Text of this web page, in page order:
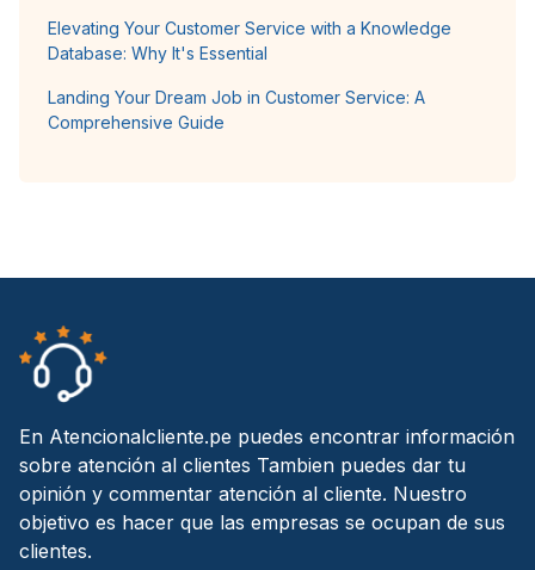
Elevating Your Customer Service with a Knowledge
Database: Why It's Essential
Landing Your Dream Job in Customer Service: A
Comprehensive Guide
En Atencionalcliente.pe puedes encontrar información
sobre atención al clientes Tambien puedes dar tu
opinión y commentar atención al cliente. Nuestro
objetivo es hacer que las empresas se ocupan de sus
clientes.